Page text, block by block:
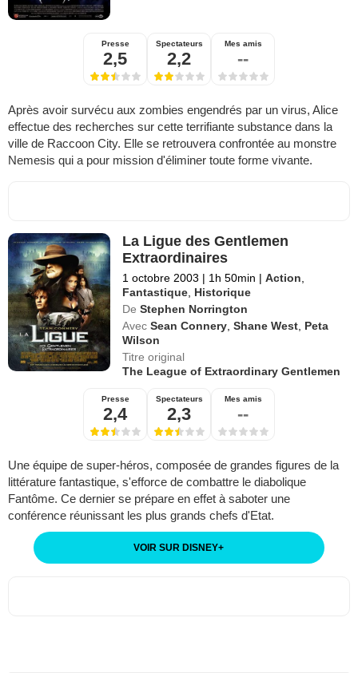
Presse
2,5
Spectateurs
2,2
Mes amis
--
Après avoir survécu aux zombies engendrés par un virus, Alice
effectue des recherches sur cette terrifiante substance dans la
ville de Raccoon City. Elle se retrouvera confrontée au monstre
Nemesis qui a pour mission d'éliminer toute forme vivante.
La Ligue des Gentlemen
Extraordinaires
1 octobre 2003 | 1h 50min | Action
Fantastique Historique
De Stephen Norrington
Avec Sean Connery ,Shane West Peta
Wilson
Titre original
The League of Extraordinary Gentlemen
Presse
2,4
Spectateurs
2,3
Mes amis
--
Une équipe de super-héros, composée de grandes figures de la
littérature fantastique, s'efforce de combattre le diabolique
Fantôme. Ce dernier se prépare en effet à saboter une
conférence réunissant les plus grands chefs d'Etat.
VOIR SUR DISNEY+